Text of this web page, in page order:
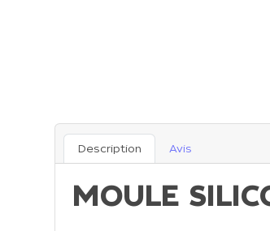
Description Avis
MOULE